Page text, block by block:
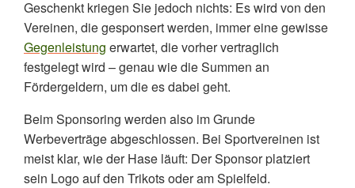
Geschenkt kriegen Sie jedoch nichts: Es wird von den
Vereinen, die gesponsert werden, immer eine gewisse
Gegenleistung erwartet, die vorher vertraglich
festgelegt wird – genau wie die Summen an
Fördergeldern, um die es dabei geht.
Beim Sponsoring werden also im Grunde
Werbeverträge abgeschlossen. Bei Sportvereinen ist
meist klar, wie der Hase läuft: Der Sponsor platziert
sein Logo auf den Trikots oder am Spielfeld.